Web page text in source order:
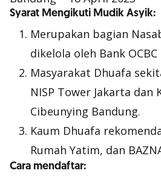
Syarat Mengikuti Mudik Asyik:
Merupakan bagian
dikelola oleh Bank OCBC
Masyarakat Dhuafa
NISP Tower Jakarta dan
Cibeunying Bandung.
Kaum Dhuafa
Rumah Yatim, dan
Cara mendaftar: